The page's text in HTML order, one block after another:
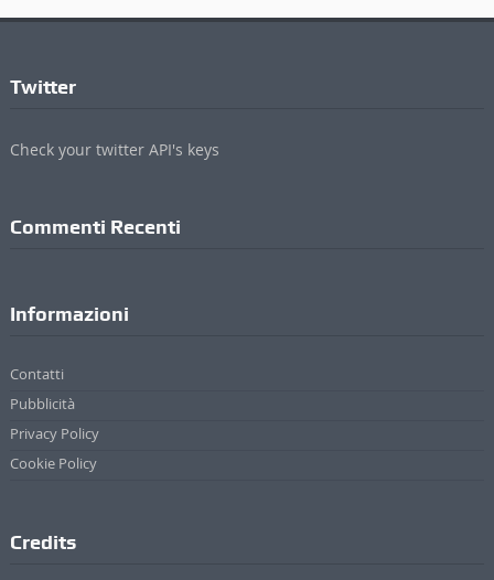
Twitter
Check your twitter API's keys
Commenti Recenti
Informazioni
Contatti
Pubblicità
Privacy Policy
Cookie Policy
Credits